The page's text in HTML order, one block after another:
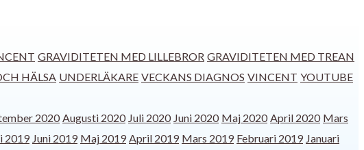
GRAVIDITETEN MED LILLEBROR GRAVIDITETEN MED TREAN
HÄLSA UNDERLÄKARE VECKANS DIAGNOS VINCENT YOUTUBE
2020 Augusti 2020 Juli 2020 Juni 2020 Maj 2020 April 2020 Mars
2019 Juni 2019 Maj 2019 April 2019 Mars 2019 Februari 2019 Januari